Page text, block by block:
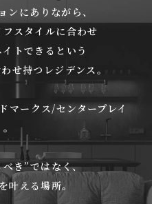
ンにありながら、
スタイルに合わせ
トできるという
せ持つレジデンス。
マークス/センタープレイ
き”ではなく、
叶える場所。